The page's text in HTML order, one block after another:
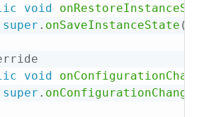
void
super . onSaveInstanceState (
void
super .